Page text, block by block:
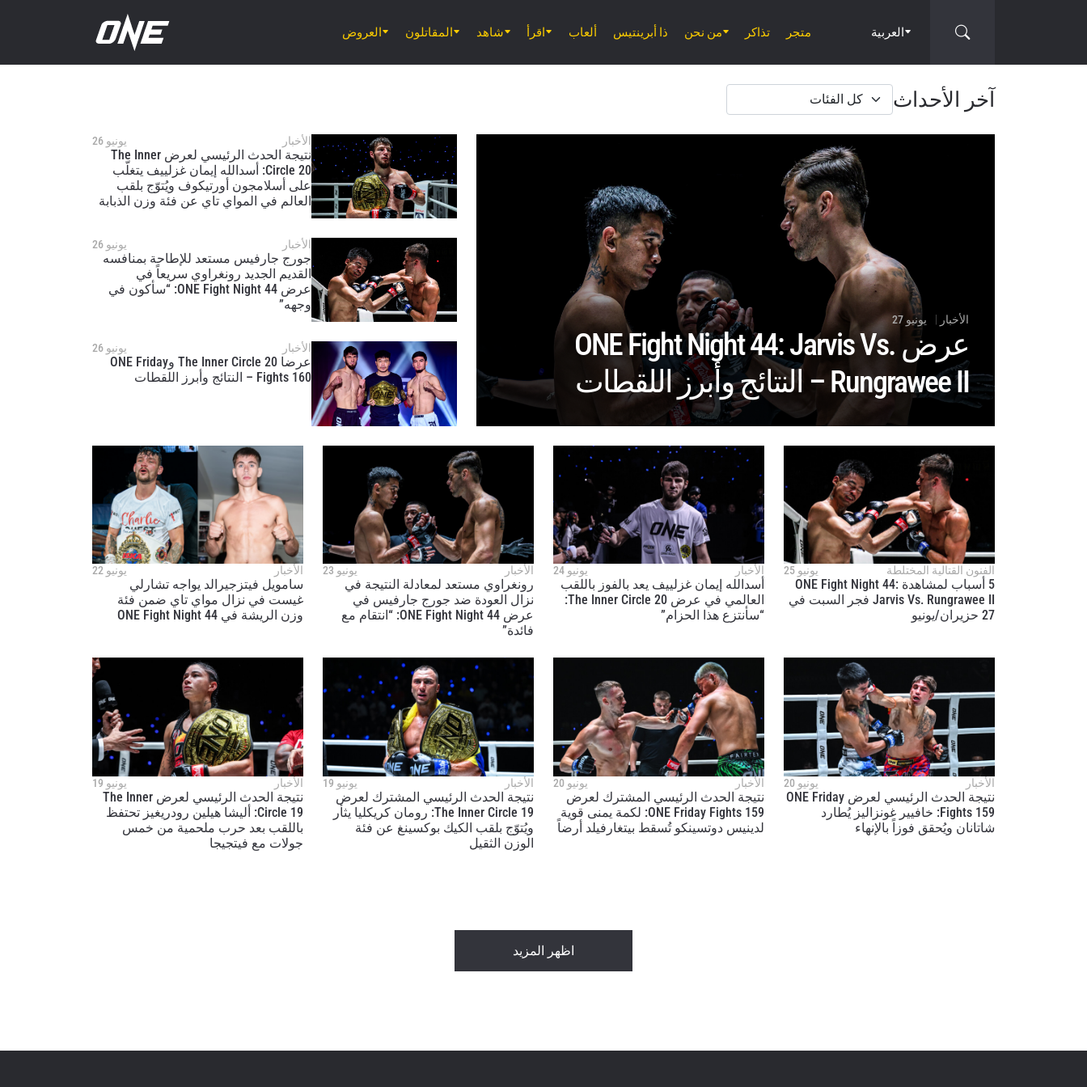
العروض المقاتلون شاهد اقرأ ألعاب ذا أبرينتيس من نحن تذاكر متجر العربية
آخر الأحداث
الأخبار يونيو 27
عرض ONE Fight Night 44: Jarvis Vs.
Rungrawee II – النتائج وأبرز اللقطات
الأخبار يونيو 26
نتيجة الحدث الرئيسي لعرض The Inner
Circle 20: أسدالله إيمان غزلييف يتغلّب
على أسلامجون أورتيكوف ويُتوّج بلقب
العالم في المواي تاي عن فئة وزن الذبابة
الأخبار يونيو 26
جورج جارفيس مستعد للإطاحة بمنافسه
القديم الجديد رونغراوي سريعاً في
عرض ONE Fight Night 44: “سأكون في
وجهه”
الأخبار يونيو 26
عرضا The Inner Circle 20 وONE Friday
Fights 160 – النتائج وأبرز اللقطات
الفنون القتالية المختلطة يونيو 25
5 أسباب لمشاهدة ONE Fight Night 44:
Jarvis Vs. Rungrawee II فجر السبت في
27 حزيران/يونيو
الأخبار يونيو 24
أسدالله إيمان غزلييف يعد بالفوز باللقب
العالمي في عرض The Inner Circle 20:
“سأنتزع هذا الحزام”
الأخبار يونيو 23
رونغراوي مستعد لمعادلة النتيجة في
نزال العودة ضد جورج جارفيس في
عرض ONE Fight Night 44: “انتقام مع
فائدة”
الأخبار يونيو 22
سامويل فيتزجيرالد يواجه تشارلي
غيست في نزال مواي تاي ضمن فئة
وزن الريشة في ONE Fight Night 44
الأخبار يونيو 20
نتيجة الحدث الرئيسي لعرض ONE Friday
Fights 159: خافيير غونزاليز يُطارد
شاتانان ويُحقق فوزاً بالإنهاء
الأخبار يونيو 20
نتيجة الحدث الرئيسي المشترك لعرض
ONE Friday Fights 159: لكمة يمنى قوية
لدينيس دوتسينكو تُسقط بيتغارفيلد أرضاً
الأخبار يونيو 19
نتيجة الحدث الرئيسي المشترك لعرض
The Inner Circle 19: رومان كريكليا يثأر
ويُتوّج بلقب الكيك بوكسينغ عن فئة
الوزن الثقيل
الأخبار يونيو 19
نتيجة الحدث الرئيسي لعرض The Inner
Circle 19: أليشا هيلين رودريغيز تحتفظ
باللقب بعد حرب ملحمية من خمس
جولات مع فيتجيجا
اظهر المزيد
المنافس
شاهد أبرز اللقطات
ابق على اطّلاع
خذ بطولة "ون" معك أينما ذهبت! اشترك الآن للوصول إلى آخر الأخبار، وفتح
العروض الخاصة والحصول على أفضل المقاعد لعروضنا الحية.
البريد الإلكتروني
إشترك
بإرسال هذا النموذج، فإنك توافق على جمعنا لمعلوماتك واستخدامها والإفصاح
عنها بموجبسياسة الخصوصية. يمكنك إلغاء الاشتراك في هذه المنشورات في
أي وقت.